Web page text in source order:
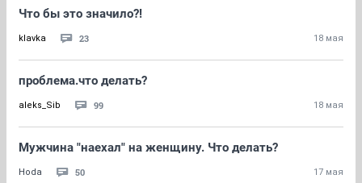
Что бы это значило?!
klavka 23 18 мая
проблема.что делать?
aleks_Sib 99 18 мая
Мужчина "наехал" на женщину. Что делать?
Hoda 50 17 мая